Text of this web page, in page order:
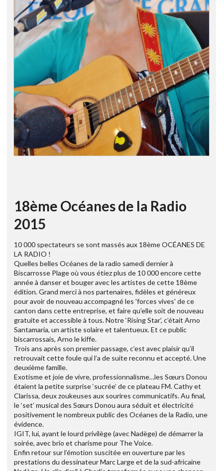
18ème Océanes de la Radio
2015
10 000 spectateurs se sont massés aux 18ème OCÉANES DE
LA RADIO !
Quelles belles Océanes de la radio samedi dernier à
Biscarrosse Plage où vous étiez plus de 10 000 encore cette
année à danser et bouger avec les artistes de cette 18ème
édition. Grand merci à nos partenaires, fidèles et généreux
pour avoir de nouveau accompagné les 'forces vives' de ce
canton dans cette entreprise, et faire qu’elle soit de nouveau
gratuite et accessible à tous. Notre ‘Rising Star’, c’était Arno
Santamaria, un artiste solaire et talentueux. Et ce public
biscarrossais, Arno le kiffe.
Trois ans après son premier passage, c’est avec plaisir qu’il
retrouvait cette foule qui l’a de suite reconnu et accepté. Une
deuxième famille.
Exotisme et joie de vivre, professionnalisme…les Sœurs Donou
étaient la petite surprise ‘sucrée’ de ce plateau FM. Cathy et
Clarissa, deux zoukeuses aux sourires communicatifs. Au final,
le ‘set’ musical des Sœurs Donou aura séduit et électricité
positivement le nombreux public des Océanes de la Radio, une
évidence.
IGIT, lui, ayant le lourd privilège (avec Nadège) de démarrer la
soirée, avec brio et charisme pour The Voice.
Enfin retour sur l’émotion suscitée en ouverture par les
prestations du dessinateur Marc Large et de la sud-africaine